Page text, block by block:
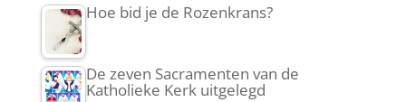
Hoe bid je de Rozenkrans?
De zeven Sacramenten van de
Katholieke Kerk uitgelegd